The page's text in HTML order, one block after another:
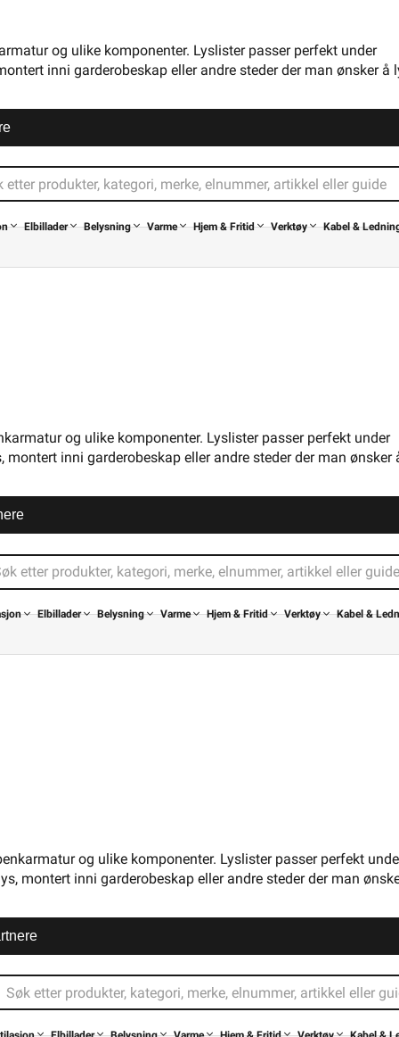
og ulike komponenter. Lyslister passer perfekt under
inni garderobeskap eller andre steder der man ønsker å
LED T5 List Bue 0,6m 9W
419,90
>1 000+ på lager
Namron LED T5 List Bue
519,-
1 000+ på lager
309,90
430+ på lager
719,-
580+ på lager
og ulike komponenter. Lyslister passer perfekt under
inni garderobeskap eller andre steder der man ønsker å
Elbillader Belysning Varme Hjem & Fritid Verktøy Kabel &
og ulike komponenter. Lyslister passer perfekt under
inni garderobeskap eller andre steder der man ønsker
Elbillader Belysning Varme Hjem & Fritid Verktøy Kabel &
og ulike komponenter. Lyslister passer perfekt
montert inni garderobeskap eller andre steder der man